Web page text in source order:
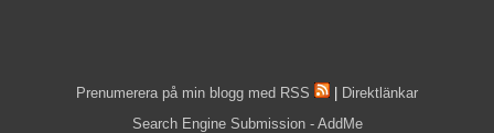
Prenumerera på min blogg med RSS
Direktlänkar
Search Engine Submission - AddMe